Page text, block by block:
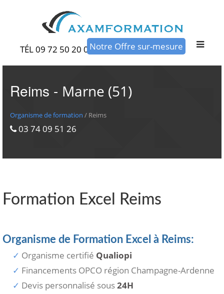
Notre Offre sur-mesure
TÉL 09 72 50 20 00
Reims - Marne (51)
Organisme de formation / Reims
03 74 09 51 26
Formation Excel Reims
Organisme de Formation Excel à Reims:
Organisme certifié Qualiopi
Financements OPCO région Champagne-Ardenne
Devis personnalisé sous24H